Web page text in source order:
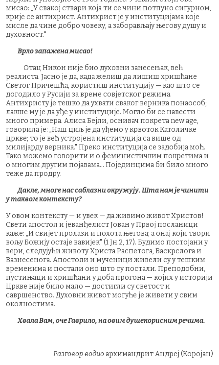
мисао: „У свакој ствари која ти се чини потпуно сигурном,
крије се антихрист. Антихрист је у институцијама које
мисле да чине добро човеку, а заборављају његову душу и
духовност."
Врло запажена мисао!
Отац Никон није био духовни занесењак, већ
реалиста. Јасно је да, када желиш да лишиш хришћане
Светог Причешћа, користиш институцију — као што се
догодило у Русији за време совјетског режима.
Антихристу је тешко да ухвати сваког верника понаособ;
лакше му је да уђе у институције. Могло би се навести
много примера. Алиса Бејли, оснивач покрета new age,
говорила је: „Наш циљ је да уђемо у крвоток Католичке
цркве; то је већ устројена институција са више од
милијарду верника." Преко институција се задобија моћ.
Тако можемо говорити и о феминистичким покретима и
о многим другим појавама... Појединцима би било много
теже да продру.
Дакле, многе нас саблазни окружују. Шта нам је чинити
у таквом контексту?
У овом контексту — и увек — да живимо живот Христов!
Свети апостол и јеванђелист Јован у Првој посланици
каже: „И свијет пролази и похота његова; а онај који твори
вољу Божију остаје вавијек" (1 Јн 2, 17). Будимо постојани у
вери, следујући животу Христа Распетога, Васкрслога и
Вазнесенога. Апостоли и мученици живели су у тешким
временима и постали оно што су постали. Преподобни,
пустињаци и хришћани у доба прогона — којих у историји
Цркве није било мало — достигли су светост и
савршенство. Духовни живот могуће је живети у свим
околностима.
Хвала Вам, оче Гаврило, на овим душекорисним речима.
Разговор водио архимандрит Андреј (Коројан)